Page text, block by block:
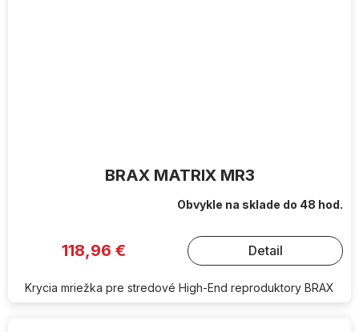
BRAX MATRIX MR3
Obvykle na sklade do 48 hod.
118,96 € Detail
Krycia mriežka pre stredové High-End reproduktory BRAX